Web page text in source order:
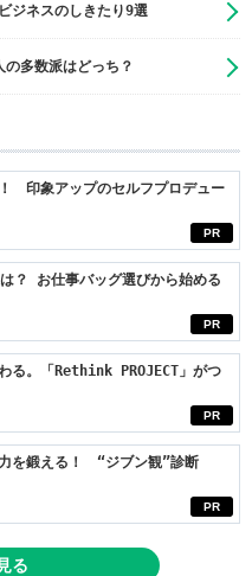
ジネスのしきたり9選
多数派はどっち？
PR
印象アップのセルフプロデュー
PR
？ お仕事バッグ選びから始める
PR
る。「Rethink PROJECT」がつ
PR
力を鍛える！ “ジブン観”診断
る